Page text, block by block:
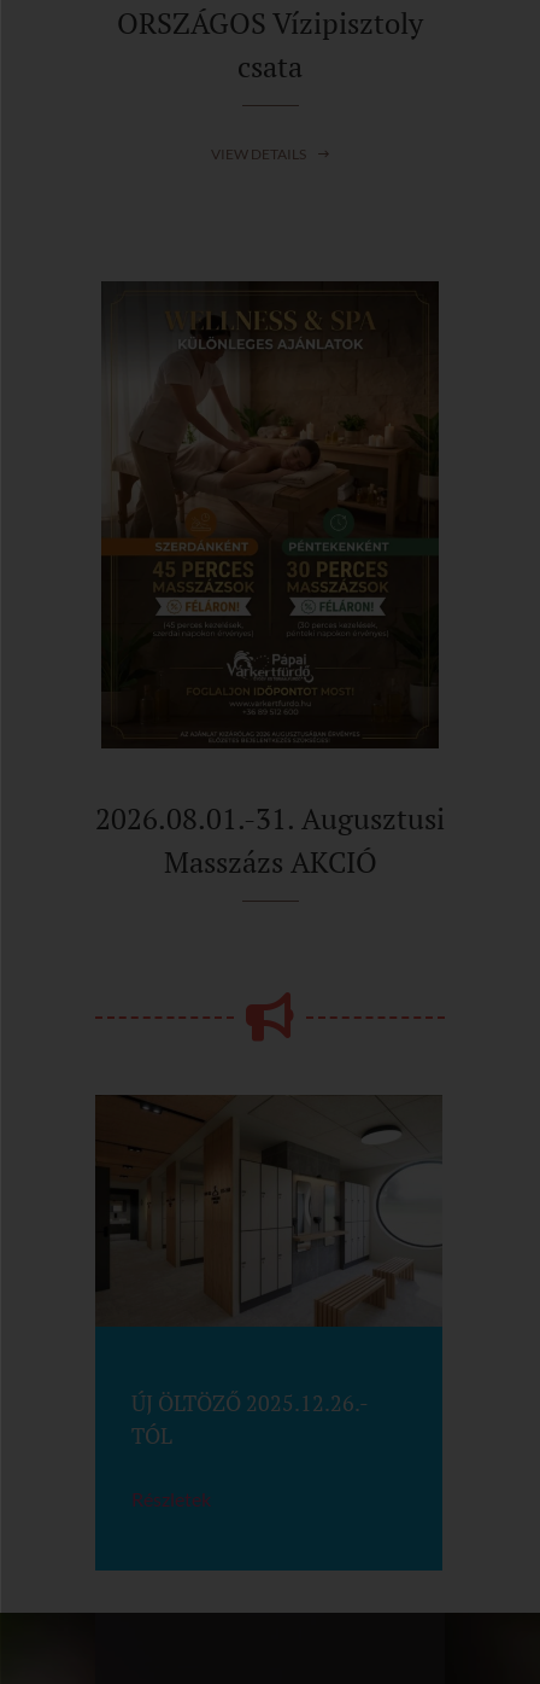
ORSZÁGOS Vízipisztoly
csata
VIEW DETAILS
2026.08.01.-31. Augusztusi
Masszázs AKCIÓ
ÚJ ÖLTÖZŐ 2025.12.26.-
TÓL
Részletek